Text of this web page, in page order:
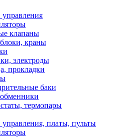
управления
клапаны
краны
электроды
прокладки
баки
термопары
управления, платы, пульты